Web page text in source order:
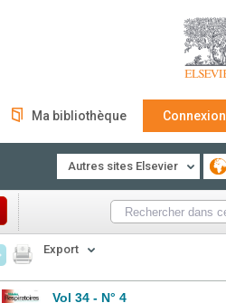
Ma bibliothèque Connexion
Autres sites Elsevier
Export
Vol 34 - N° 4